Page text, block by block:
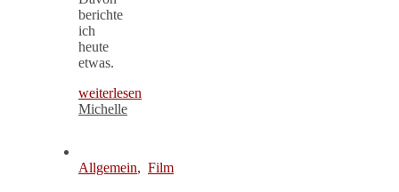
berichte
ich
heute
etwas.
weiterlesen
Michelle
Allgemein, Film